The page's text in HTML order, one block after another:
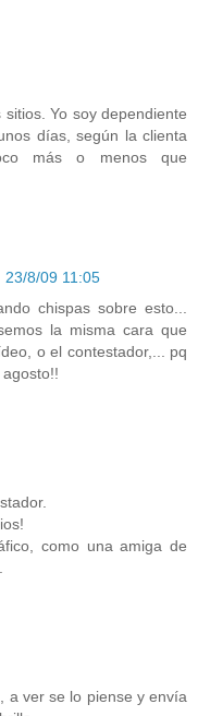
Yo soy dependiente
días, según la clienta
más o menos que
23/8/09 11:05
chispas sobre esto...
la misma cara que
o el contestador,... pq
como una amiga de
a ver se lo piense y envía